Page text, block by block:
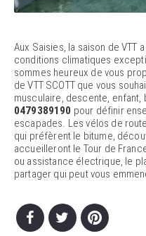
Aux Saisies, la saison de VTT
conditions climatiques
sommes heureux de vous
de VTT SCOTT que vous
musculaire, descente, enfant,
0479389190 pour définir
escapades. Les vélos de
qui préfèrent le bitume,
accueilleront le Tour de
ou assistance électrique, le
partager qui peut vous